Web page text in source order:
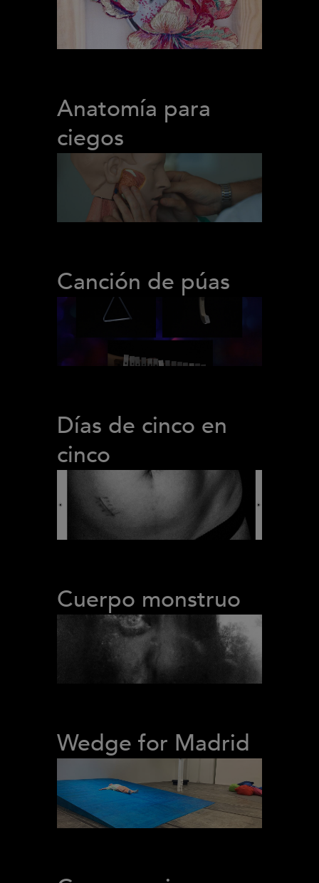
Anatomía para
ciegos
Canción de púas
Días de cinco en
cinco
Cuerpo monstruo
Wedge for Madrid